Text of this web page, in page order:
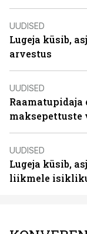
UUDISED
Lugeja küsib,
arvestus
UUDISED
maksepettuste
UUDISED
Lugeja küsib,
liikmele